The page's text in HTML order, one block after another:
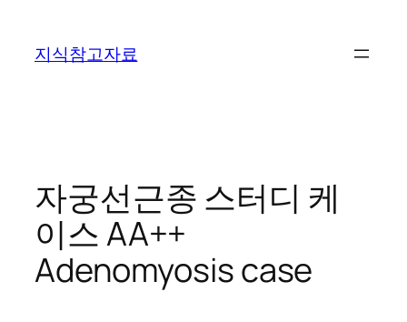
지식참고자료
자궁선근종 스터디 케
이스 AA++
Adenomyosis case